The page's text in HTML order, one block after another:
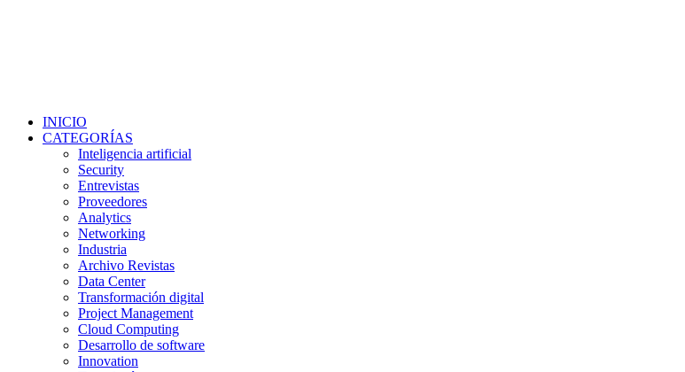
INICIO
CATEGORÍAS
Inteligencia artificial
Security
Entrevistas
Proveedores
Analytics
Networking
Industria
Archivo Revistas
Data Center
Transformación digital
Project Management
Cloud Computing
Desarrollo de software
Innovation